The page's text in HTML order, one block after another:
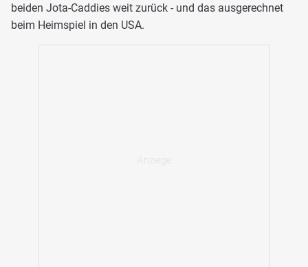
beiden Jota-Caddies weit zurück - und das ausgerechnet
beim Heimspiel in den USA.